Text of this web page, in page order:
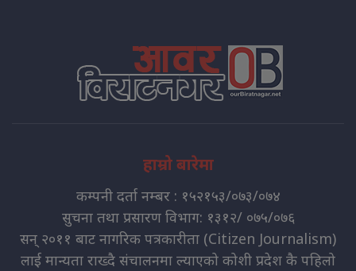
हाम्रो बारेमा
कम्पनी दर्ता नम्बर : १५२१५३/०७३/०७४
सुचना तथा प्रसारण विभाग: १३१२/ ०७५/०७६
सन् २०११ बाट नागरिक पत्रकारीता (Citizen Journalism)
लाई मान्यता राख्दै संचालनमा ल्याएको कोशी प्रदेश कै पहिलो